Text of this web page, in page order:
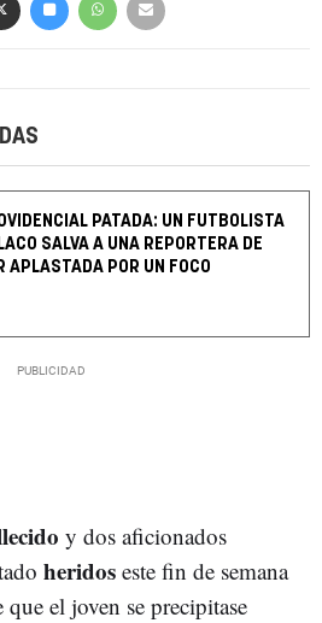
PATADA: UN FUTBOLISTA
SALVA A UNA REPORTERA DE
APLASTADA POR UN FOCO
y dos aficionados
heridos este fin de semana
que el joven se precipitase